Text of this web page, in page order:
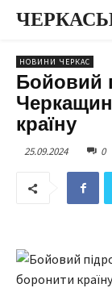
НОВИНИ ЧЕРКАС
Бойовий
країну
25.09.2024 0